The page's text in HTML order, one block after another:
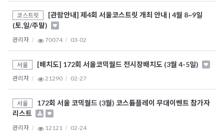
코스트릿
[관람안내] 제4회 서울코스트릿 개최 안내 | 4월 8~9일
(토,일/주말)
관리자 70074 03-02
서울 [배치도] 172회 서울코믹월드 전시장배치도 (3월 4-5일)
관리자 21290 02-27
서울
172회 서울 코믹월드 (3월) 코스튬플레이 무대이벤트 참가자
리스트
관리자 12121 02-24